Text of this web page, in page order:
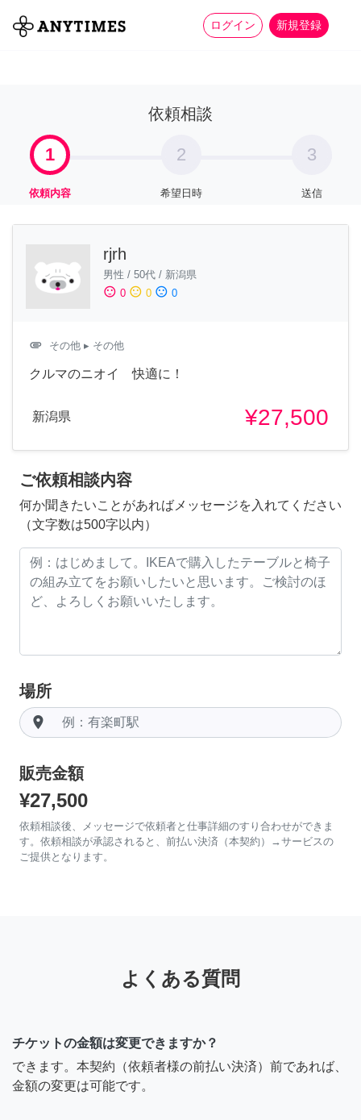
ログイン 新規登録
全て 家事 more_horiz
依頼相談
1
依頼内容
2
希望日時
3
送信
rjrh
男性 / 50代 / 新潟県
sentiment_satisfied 0 sentiment_neutral 0 sentiment_dissatisfied 0
attachment その他 ▸ その他
クルマのニオイ 快適に！
新潟県 ¥27,500
ご依頼相談内容
何か聞きたいことがあればメッセージを入れてください
（文字数は500字以内）
場所
room
販売金額
¥27,500
依頼相談後、メッセージで依頼者と仕事詳細のすり合わせができま
す。依頼相談が承認されると、前払い決済（本契約）→サービスの
ご提供となります。
よくある質問
チケットの金額は変更できますか？
できます。本契約（依頼者様の前払い決済）前であれば、
金額の変更は可能です。